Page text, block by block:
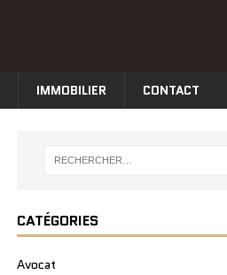
IMMOBILIER CONTACT
CATÉGORIES
Avocat